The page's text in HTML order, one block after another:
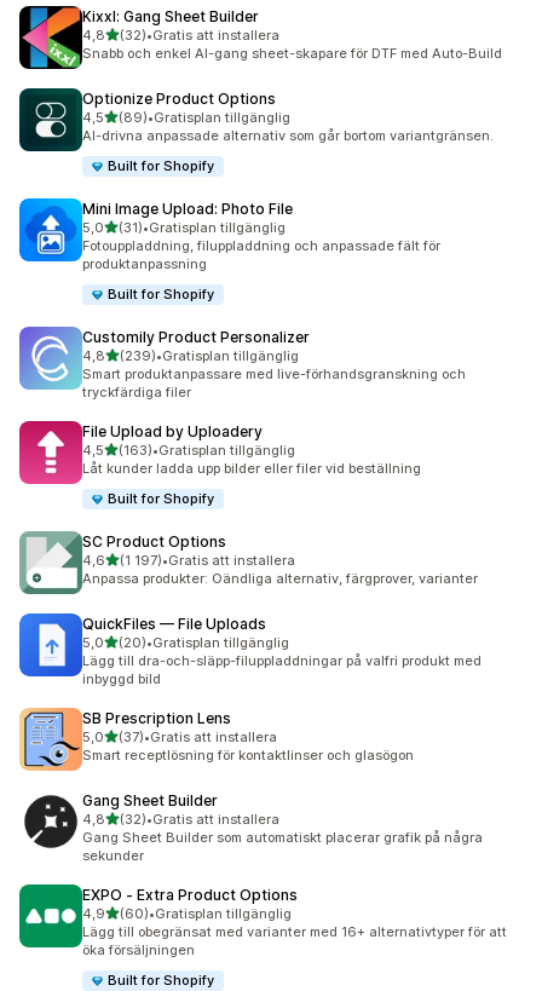
Kixxl: Gang Sheet Builder
4,8av 5 stjärnor
(32)
32 recensioner totalt
•Gratis att installera
Snabb och enkel AI-gang sheet-skapare för DTF med Auto-Build
Optionize Product Options
4,5av 5 stjärnor
(89)
89 recensioner totalt
•Gratisplan tillgänglig
AI-drivna anpassade alternativ som går bortom variantgränsen.
Built for Shopify
Mini Image Upload: Photo File
5,0av 5 stjärnor
(31)
31 recensioner totalt
•Gratisplan tillgänglig
Fotouppladdning, filuppladdning och anpassade fält för
produktanpassning
Built for Shopify
Customily Product Personalizer
4,8av 5 stjärnor
(239)
239 recensioner totalt
•Gratisplan tillgänglig
Smart produktanpassare med live-förhandsgranskning och
tryckfärdiga filer
File Upload by Uploadery
4,5av 5 stjärnor
(163)
163 recensioner totalt
•Gratisplan tillgänglig
Låt kunder ladda upp bilder eller filer vid beställning
Built for Shopify
SC Product Options
4,6av 5 stjärnor
(1 197)
1197 recensioner totalt
•Gratis att installera
Anpassa produkter: Oändliga alternativ, färgprover, varianter
QuickFiles — File Uploads
5,0av 5 stjärnor
(20)
20 recensioner totalt
•Gratisplan tillgänglig
Lägg till dra-och-släpp-filuppladdningar på valfri produkt med
inbyggd bild
SB Prescription Lens
5,0av 5 stjärnor
(37)
37 recensioner totalt
•Gratis att installera
Smart receptlösning för kontaktlinser och glasögon
Gang Sheet Builder
4,8av 5 stjärnor
(32)
32 recensioner totalt
•Gratis att installera
Gang Sheet Builder som automatiskt placerar grafik på några
sekunder
EXPO ‑ Extra Product Options
4,9av 5 stjärnor
(60)
60 recensioner totalt
•Gratisplan tillgänglig
Lägg till obegränsat med varianter med 16+ alternativtyper för att
öka försäljningen
Built for Shopify